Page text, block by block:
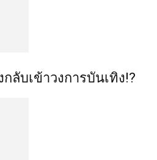
ลับเข้าวงการบันเทิง!?